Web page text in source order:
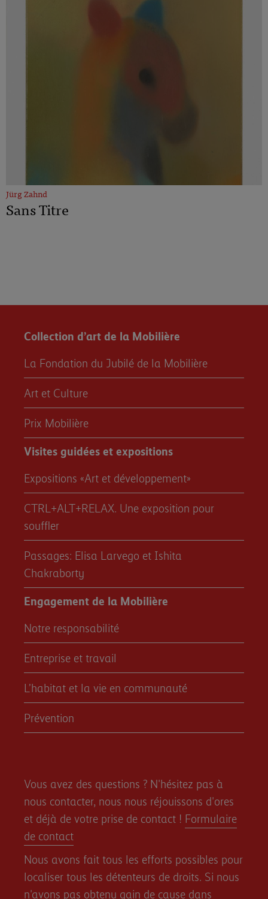
Jürg Zahnd
Sans Titre
Collection d’art de la Mobilière
La Fondation du Jubilé de la Mobilière
Art et Culture
Prix Mobilière
Visites guidées et expositions
Expositions «Art et développement»
CTRL+ALT+RELAX. Une exposition pour
souffler
Passages: Elisa Larvego et Ishita
Chakraborty
Engagement de la Mobilière
Notre responsabilité
Entreprise et travail
L’habitat et la vie en communauté
Prévention
Vous avez des questions ? N'hésitez pas à
nous contacter, nous nous réjouissons d'ores
et déjà de votre prise de contact ! Formulaire
de contact
Nous avons fait tous les efforts possibles pour
localiser tous les détenteurs de droits. Si nous
n'avons pas obtenu gain de cause dans